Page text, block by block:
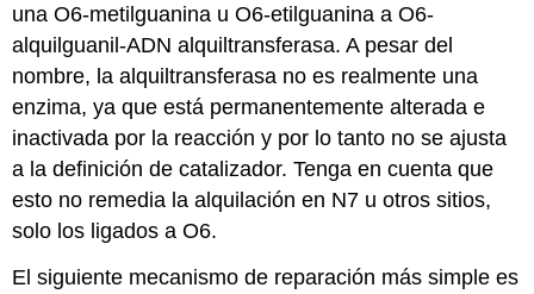
una O6-metilguanina u O6-etilguanina a O6-
alquilguanil-ADN alquiltransferasa. A pesar del
nombre, la alquiltransferasa no es realmente una
enzima, ya que está permanentemente alterada e
inactivada por la reacción y por lo tanto no se ajusta
a la definición de catalizador. Tenga en cuenta que
esto no remedia la alquilación en N7 u otros sitios,
solo los ligados a O6.
El siguiente mecanismo de reparación más simple es